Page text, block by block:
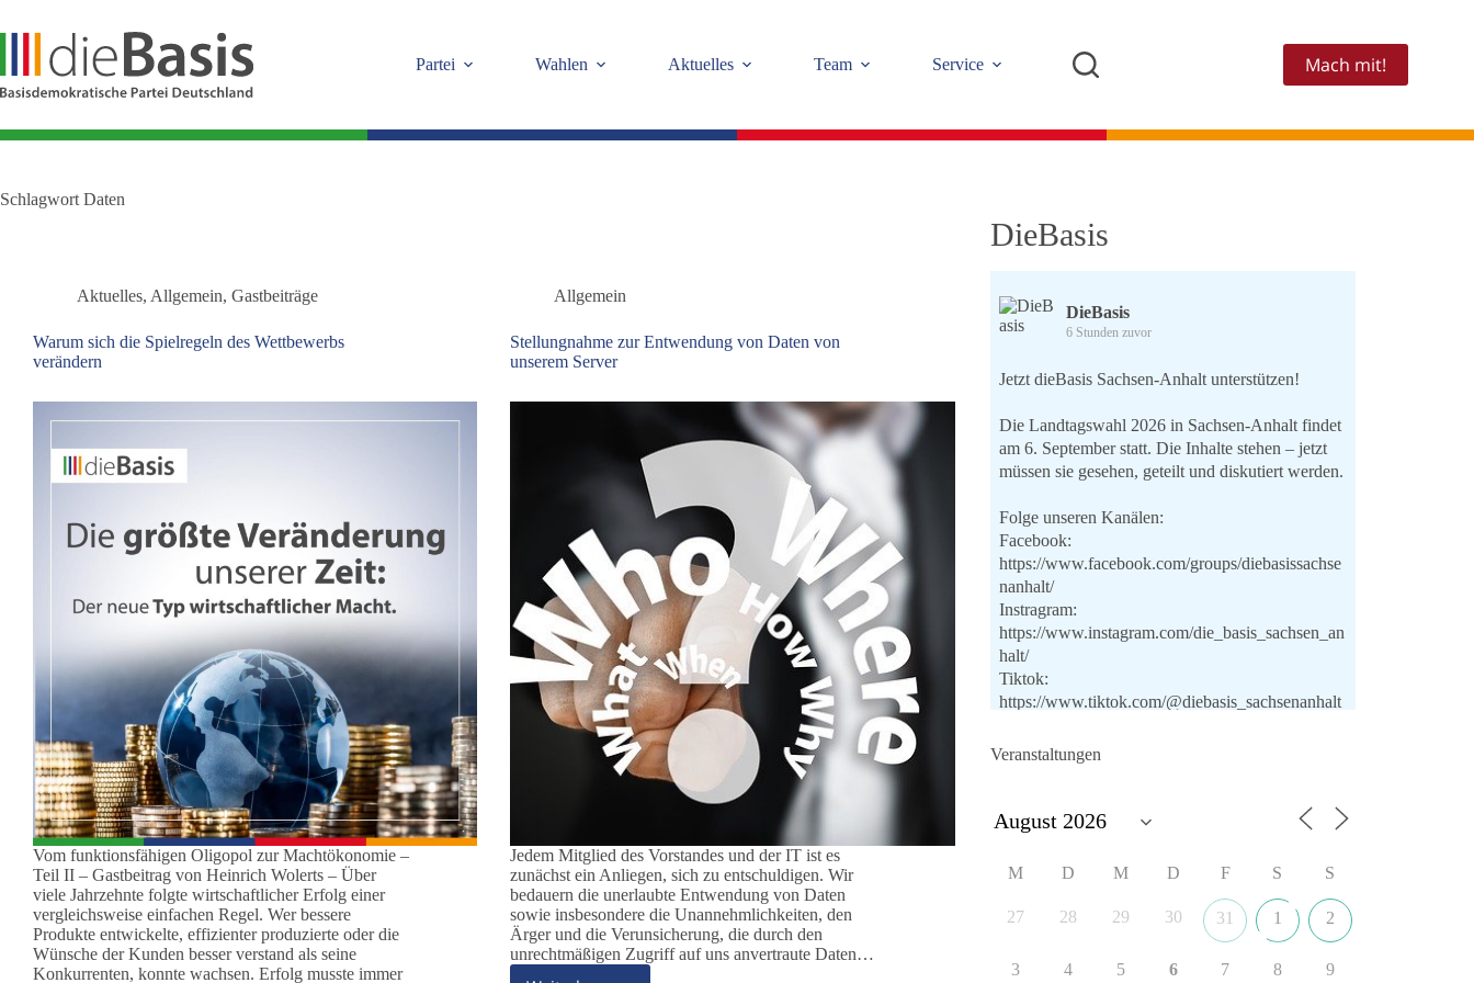
springen
Partei
Wahlen Aktuelles Team Service Mach mit!
Schlagwort Daten
Aktuelles, Allgemein, Gastbeiträge
Warum sich die Spielregeln des Wettbewerbs
verändern
Vom funktionsfähigen Oligopol zur Machtökonomie –
Teil II – Gastbeitrag von Heinrich Wolerts – Über
viele Jahrzehnte folgte wirtschaftlicher Erfolg einer
vergleichsweise einfachen Regel. Wer bessere
Produkte entwickelte, effizienter produzierte oder die
Wünsche der Kunden besser verstand als seine
Konkurrenten, konnte wachsen. Erfolg musste immer
Allgemein
Stellungnahme zur Entwendung von Daten von
unserem Server
Jedem Mitglied des Vorstandes und der IT ist es
zunächst ein Anliegen, sich zu entschuldigen. Wir
bedauern die unerlaubte Entwendung von Daten
sowie insbesondere die Unannehmlichkeiten, den
Ärger und die Verunsicherung, die durch den
unrechtmäßigen Zugriff auf uns anvertraute Daten…
DieBasis
DieBasis
6 Stunden zuvor
Jetzt dieBasis Sachsen-Anhalt unterstützen!
Die Landtagswahl 2026 in Sachsen-Anhalt findet
am 6. September statt. Die Inhalte stehen – jetzt
müssen sie gesehen, geteilt und diskutiert werden.
Folge unseren Kanälen:
Facebook:
https://www.facebook.com/groups/diebasissachse
nanhalt/
Instragram:
https://www.instagram.com/die_basis_sachsen_an
halt/
Tiktok:
https://www.tiktok.com/@diebasis_sachsenanhalt
Youtube:
🟩🟩🟦🟦🟥🟥🟧🟧
Like, teile und kommentiere unsere Beiträge,
wir stehen und warum es sich lohnt, dieBasis zu
Veranstaltungen
M D M D F S S
27 28 29 30 31 1 2
3 4 5 6 7 8 9